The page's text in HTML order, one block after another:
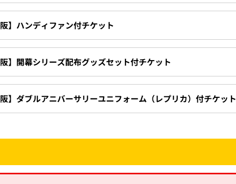
】ハンディファン付チケット
】開幕シリーズ配布グッズセット付チケット
】ダブルアニバーサリーユニフォーム（レプリカ）付チケット